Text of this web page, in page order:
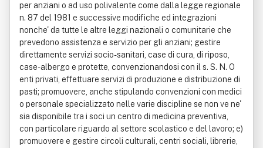
per anziani o ad uso polivalente come dalla legge regionale
n. 87 del 1981 e successive modifiche ed integrazioni
nonche' da tutte le altre leggi nazionali o comunitarie che
prevedono assistenza e servizio per gli anziani; gestire
direttamente servizi socio-sanitari, case di cura, di riposo,
case-albergo e protette, convenzionandosi con il s. S. N. O
enti privati, effettuare servizi di produzione e distribuzione di
pasti; promuovere, anche stipulando convenzioni con medici
o personale specializzato nelle varie discipline se non ve ne'
sia disponibile tra i soci un centro di medicina preventiva,
con particolare riguardo al settore scolastico e del lavoro; e)
promuovere e gestire circoli culturali, centri sociali, librerie,